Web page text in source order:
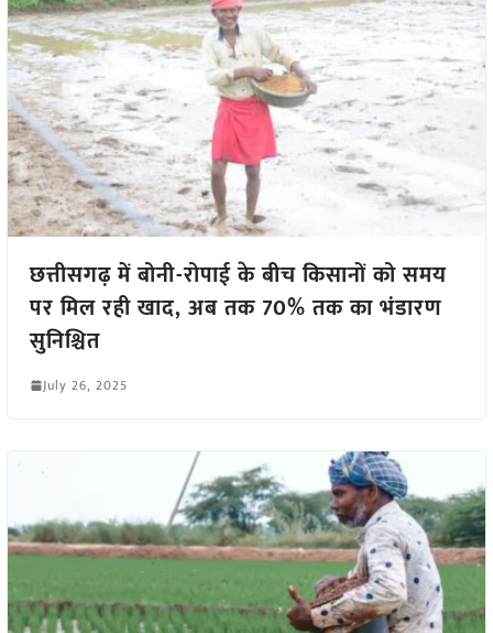
छत्तीसगढ़ में बोनी-रोपाई के बीच किसानों को समय
पर मिल रही खाद, अब तक 70% तक का भंडारण
सुनिश्चित
July 26, 2025